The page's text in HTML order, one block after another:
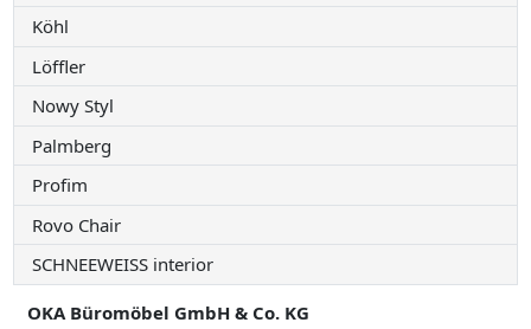
Köhl
Löffler
Nowy Styl
Palmberg
Profim
Rovo Chair
SCHNEEWEISS interior
OKA Büromöbel GmbH & Co. KG